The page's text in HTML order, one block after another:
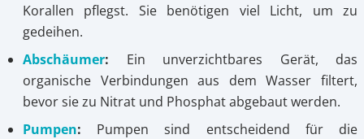
Korallen pflegst. Sie benötigen viel Licht, um zu
gedeihen.
Abschäumer: Ein unverzichtbares Gerät, das
organische Verbindungen aus dem Wasser filtert,
bevor sie zu Nitrat und Phosphat abgebaut werden.
Pumpen: Pumpen sind entscheidend für die